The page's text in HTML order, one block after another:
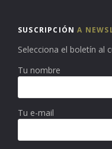
SUSCRIPCIÓNA
Selecciona el boletín al
Tu nombre
Tu e-mail